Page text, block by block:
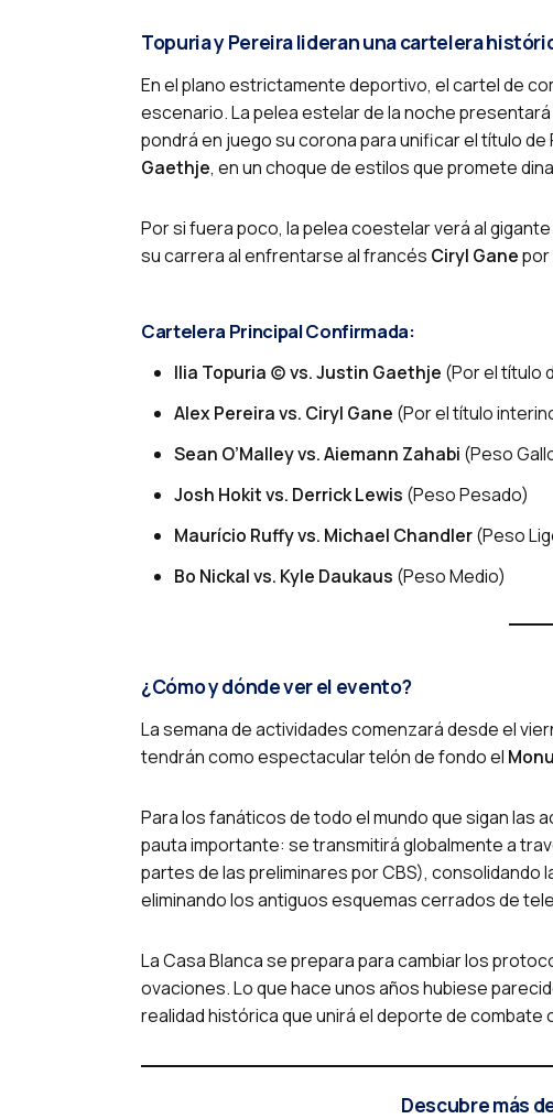
Topuria y Pereira lideran una cartelera
En el plano estrictamente deportivo, el cartel de
escenario. La pelea estelar de la noche
pondrá en juego su corona para unificar el título
Gaethje, en un choque de estilos que promete
Por si fuera poco, la pelea coestelar verá al
su carrera al enfrentarse al francés Ciryl Ganepor
Cartelera Principal Confirmada:
Ilia Topuria (c) vs. Justin Gaethje (Por el título
Alex Pereira vs. Ciryl Gane (Por el título
Sean O’Malley vs. Aiemann Zahabi (Peso
Josh Hokit vs. Derrick Lewis (Peso Pesado)
Maurício Ruffy vs. Michael Chandler(Peso
Bo Nickal vs. Kyle Daukaus (Peso Medio)
¿Cómo y dónde ver el evento?
La semana de actividades comenzará desde el
tendrán como espectacular telón de fondo el
Para los fanáticos de todo el mundo que sigan
pauta importante: se transmitirá globalmente a
partes de las preliminares por CBS), consolidando
eliminando los antiguos esquemas cerrados de
La Casa Blanca se prepara para cambiar los
ovaciones. Lo que hace unos años hubiese
realidad histórica que unirá el deporte de combate
Descubre más